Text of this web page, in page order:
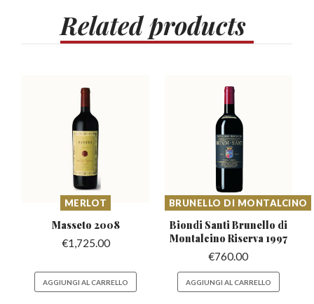
Relatedproducts
MERLOT
Masseto 2008
€1,725.00
AGGIUNGI AL CARRELLO
BRUNELLO DI MONTALCINO
Biondi Santi Brunello di
Montalcino Riserva 1997
€760.00
AGGIUNGI AL CARRELLO